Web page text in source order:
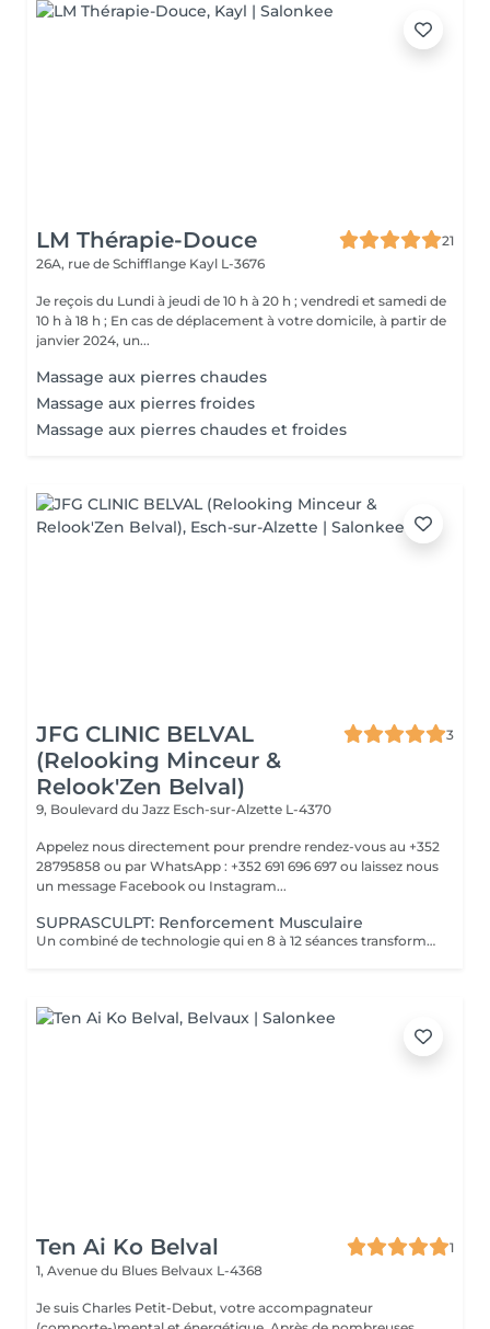
LM Thérapie-Douce
21
26A, rue de Schifflange Kayl L-3676
Je reçois du Lundi à jeudi de 10 h à 20 h ; vendredi et samedi de
10 h à 18 h ; En cas de déplacement à votre domicile, à partir de
janvier 2024, un...
Massage aux pierres chaudes
Massage aux pierres froides
Massage aux pierres chaudes et froides
JFG CLINIC BELVAL
(Relooking Minceur &
Relook'Zen Belval)
3
9, Boulevard du Jazz Esch-sur-Alzette L-4370
Appelez nous directement pour prendre rendez-vous au +352
28795858 ou par WhatsApp : +352 691 696 697 ou laissez nous
un message Facebook ou Instagram...
SUPRASCULPT: Renforcement Musculaire
Un combiné de technologie qui en 8 à 12 séances transformera votre silhouette sur une zone du corps.. Des abdos développés? des cuisses tonifiées ?? des bras remodelés?? alors n'hésitez plus !!
Ten Ai Ko Belval
1
1, Avenue du Blues Belvaux L-4368
Je suis Charles Petit-Debut, votre accompagnateur